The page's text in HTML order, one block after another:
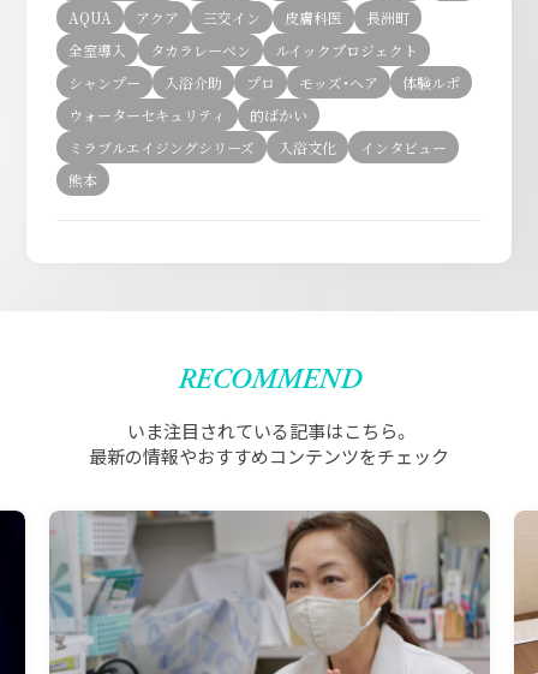
AQUA
アクア 三交イン 皮膚科医
長洲町
全室導入
タカラレーベン
ルイックプロジェクト
シャンプー
入浴介助 プロ モッズ・ヘア
体験ルポ
ウォーターセキュリティ
的ばかい
ミラブルエイジングシリーズ
入浴文化
インタビュー
熊本
RECOMMEND
いま注目されている記事はこちら。
最新の情報やおすすめコンテンツをチェック